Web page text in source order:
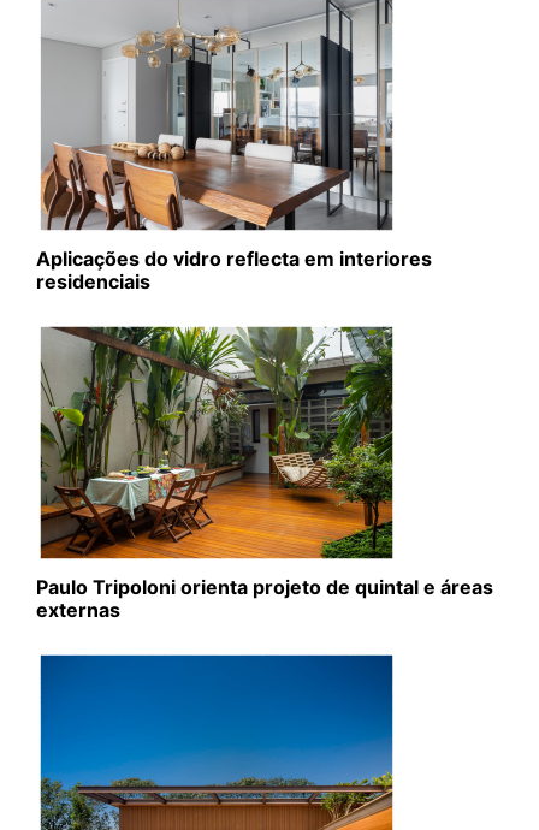
Aplicações do vidro reflecta em interiores
residenciais
Paulo Tripoloni orienta projeto de quintal e áreas
externas